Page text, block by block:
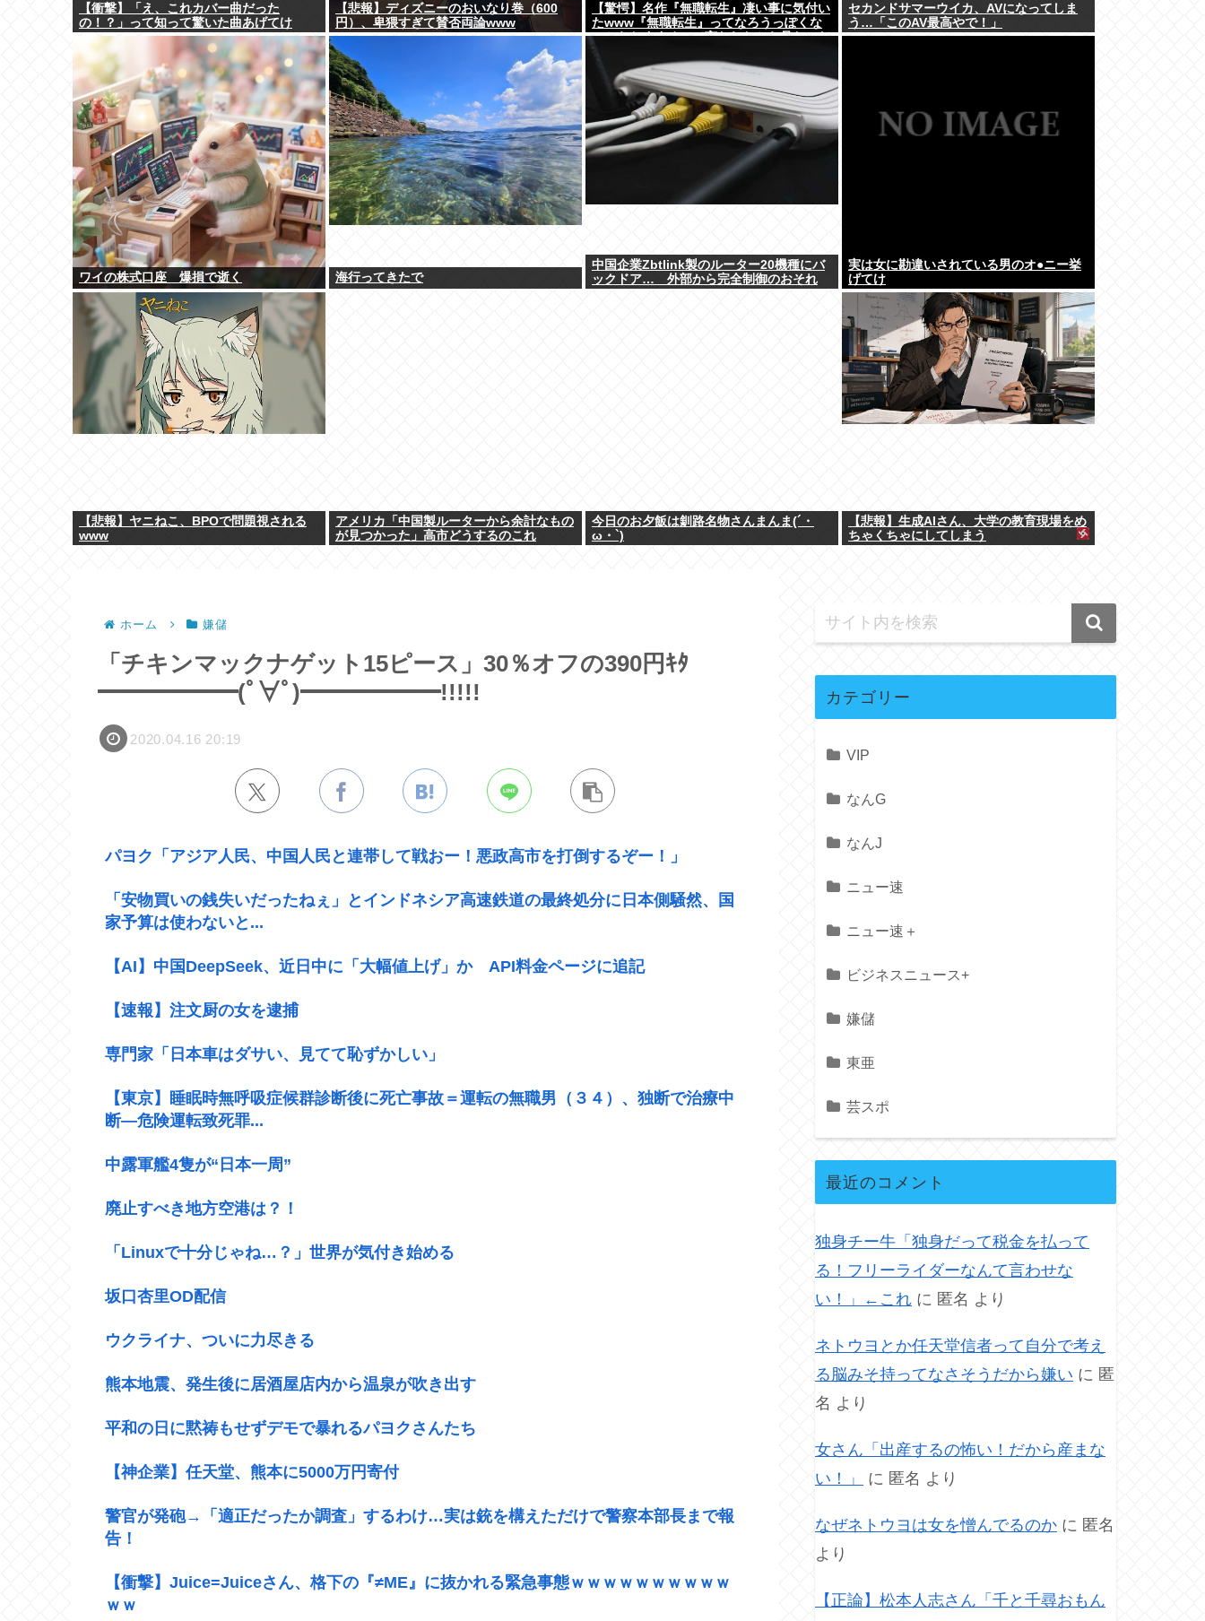
【衝撃】「え、これカバー曲だった
の！？」って知って驚いた曲あげてけ
【悲報】ディズニーのおいなり巻（600
円）、卑猥すぎて賛否両論www
【驚愕】名作『無職転生』凄い事に気付い
たwww『無職転生』ってなろうっぽくな
いからおすすめって言われたから見たのだ
けど…もしかして…
セカンドサマーウイカ、AVになってしま
う…「このAV最高やで！」
ワイの株式口座 爆損で逝く 海行ってきたで
中国企業Zbtlink製のルーター20機種にバ
ックドア… 外部から完全制御のおそれ
実は女に勘違いされている男のオ●ニー挙
げてけ
【悲報】ヤニねこ、BPOで問題視される
www
アメリカ「中国製ルーターから余計なもの
が見つかった」高市どうするのこれ
今日のお夕飯は釧路名物さんまんま(´・
ω・`)
【悲報】生成AIさん、大学の教育現場をめ
ちゃくちゃにしてしまう
ホーム 嫌儲
「チキンマックナゲット15ピース」30％オフの390円ｷﾀ
━━━━━━(ﾟ∀ﾟ)━━━━━━!!!!!
2020.04.16 20:19
パヨク「アジア人民、中国人民と連帯して戦おー！悪政高市を打倒するぞー！」
「安物買いの銭失いだったねぇ」とインドネシア高速鉄道の最終処分に日本側騒然、国
家予算は使わないと...
【AI】中国DeepSeek、近日中に「大幅値上げ」か API料金ページに追記
【速報】注文厨の女を逮捕
専門家「日本車はダサい、見てて恥ずかしい」
【東京】睡眠時無呼吸症候群診断後に死亡事故＝運転の無職男（３４）、独断で治療中
断―危険運転致死罪...
中露軍艦4隻が“日本一周”
廃止すべき地方空港は？！
「Linuxで十分じゃね…？」世界が気付き始める
坂口杏里OD配信
ウクライナ、ついに力尽きる
熊本地震、発生後に居酒屋店内から温泉が吹き出す
平和の日に黙祷もせずデモで暴れるパヨクさんたち
【神企業】任天堂、熊本に5000万円寄付
警官が発砲→「適正だったか調査」するわけ…実は銃を構えただけで警察本部長まで報
告！
【衝撃】Juice=Juiceさん、格下の『≠ME』に抜かれる緊急事態ｗｗｗｗｗｗｗｗｗｗ
ｗｗ
カテゴリー
VIP
なんG
なんJ
ニュー速
ニュー速＋
ビジネスニュース+
嫌儲
東亜
芸スポ
最近のコメント
独身チー牛「独身だって税金を払って
る！フリーライダーなんて言わせな
い！」←これ に 匿名 より
ネトウヨとか任天堂信者って自分で考え
る脳みそ持ってなさそうだから嫌い に 匿
名 より
女さん「出産するの怖い！だから産まな
い！」
に 匿名 より
なぜネトウヨは女を憎んでるのか に 匿名
より
【正論】松本人志さん「千と千尋おもん